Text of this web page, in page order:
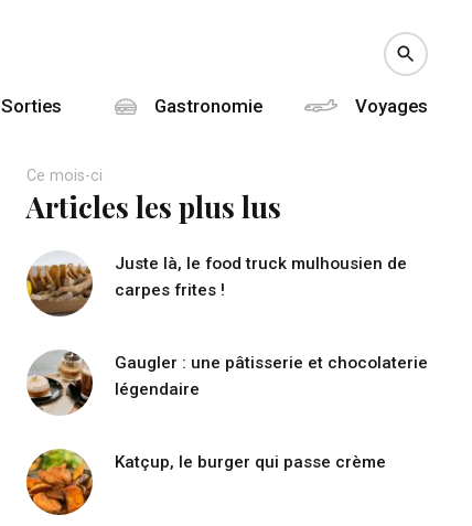
Sorties Gastronomie Voyages
Ce mois-ci
Articles les plus lus
Juste là, le food truck mulhousien de
carpes frites !
Gaugler : une pâtisserie et chocolaterie
légendaire
Katçup, le burger qui passe crème